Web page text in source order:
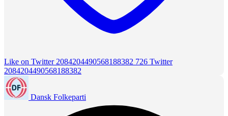
Like on Twitter 2084204490568188382 726 Twitter
2084204490568188382
Dansk Folkeparti